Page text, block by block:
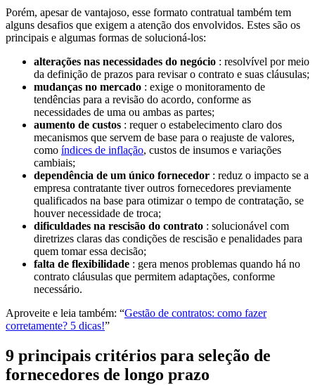
Porém, apesar de vantajoso, esse formato contratual também tem
alguns desafios que exigem a atenção dos envolvidos. Estes são os
principais e algumas formas de solucioná-los:
alterações nas necessidades do negócio : resolvível por meio
da definição de prazos para revisar o contrato e suas cláusulas;
mudanças no mercado : exige o monitoramento de
tendências para a revisão do acordo, conforme as
necessidades de uma ou ambas as partes;
aumento de custos : requer o estabelecimento claro dos
mecanismos que servem de base para o reajuste de valores,
como índices de inflação, custos de insumos e variações
cambiais;
dependência de um único fornecedor : reduz o impacto se a
empresa contratante tiver outros fornecedores previamente
qualificados na base para otimizar o tempo de contratação, se
houver necessidade de troca;
dificuldades na rescisão do contrato : solucionável com
diretrizes claras das condições de rescisão e penalidades para
quem tomar essa decisão;
falta de flexibilidade : gera menos problemas quando há no
contrato cláusulas que permitem adaptações, conforme
necessário.
Aproveite e leia também: “Gestão de contratos: como fazer
corretamente? 5 dicas!”
9 principais critérios para seleção de
fornecedores de longo prazo